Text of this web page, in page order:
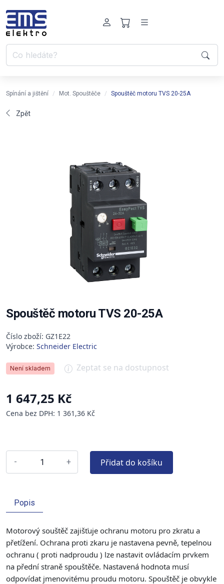
Spínání a jištění Mot. Spouštěče Spouštěč motoru TVS 20-25A
Zpět
Spouštěč motoru TVS 20-25A
Číslo zboží: GZ1E22
Výrobce: Schneider Electric
Není skladem Zeptat se na dostupnost
1 647,25 Kč
Cena bez DPH: 1 361,36 Kč
- + Přidat do košíku
Popis
Motorový souštěč zajišťuje ochranu motoru pro zkratu a
přetížení. Ochrana proti zkaru je nastavena pevně, tepelnou
ochranu ( proti nadproudu ) lze nastavit ovládacím prvkem
na přední straně spouštěče. Nastavená hodnota musí
odpovídat jmenovitému proudu motoru. Spouštěč je obvykle